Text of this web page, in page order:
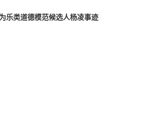
类道德模范候选人杨凌事迹